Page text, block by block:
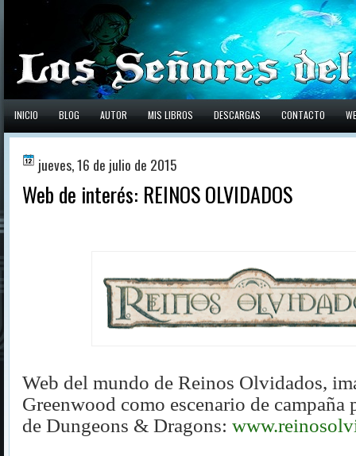
INICIO BLOG AUTOR MIS LIBROS DESCARGAS CONTACTO
jueves, 16 de julio de 2015
Web de interés: REINOS OLVIDADOS
Web del mundo de Reinos Olvidados,
Greenwood como escenario de campaña
de Dungeons & Dragons: